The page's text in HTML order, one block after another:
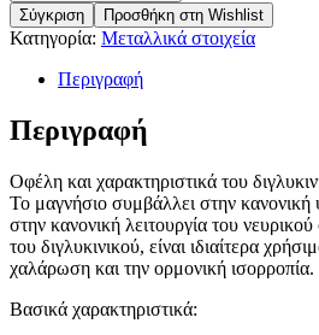
Σύγκριση
Προσθήκη στη Wishlist
Κατηγορία: Μεταλλικά στοιχεία
Περιγραφή
Περιγραφή
Οφέλη και χαρακτηριστικά του
Το μαγνήσιο συμβάλλει στην κανονική
στην κανονική λειτουργία του
του διγλυκινικού, είναι ιδιαίτερα
χαλάρωση και την ορμονική ισορροπία.
Βασικά χαρακτηριστικά: